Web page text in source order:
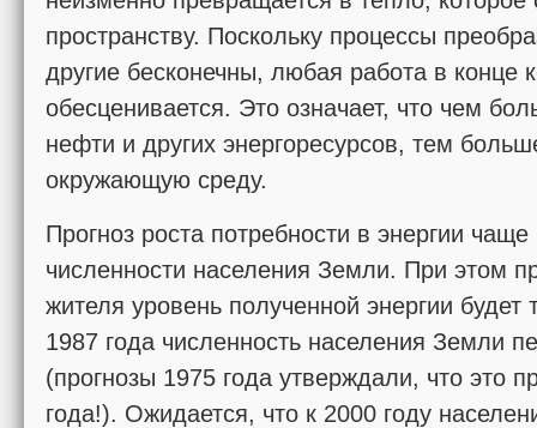
пространству. По­скольку процессы
другие бесконечны, любая работа в конце
обесценивается. Это означает, что чем
нефти и других энергоресурсов, тем
окружающую среду.
Прогноз роста потребности в энергии
численности населения Земли. При этом
жителя уровень полученной энергии
1987 года численность населения Земли
(прогнозы 1975 года утверждали, что это
года!). Ожи­дается, что к 2000 году